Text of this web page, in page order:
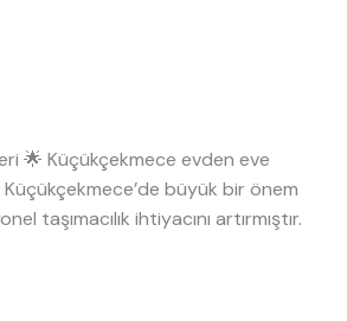
🌟 Küçükçekmece evden eve
büyük bir önem
taşımacılık ihtiyacını artırmıştır.